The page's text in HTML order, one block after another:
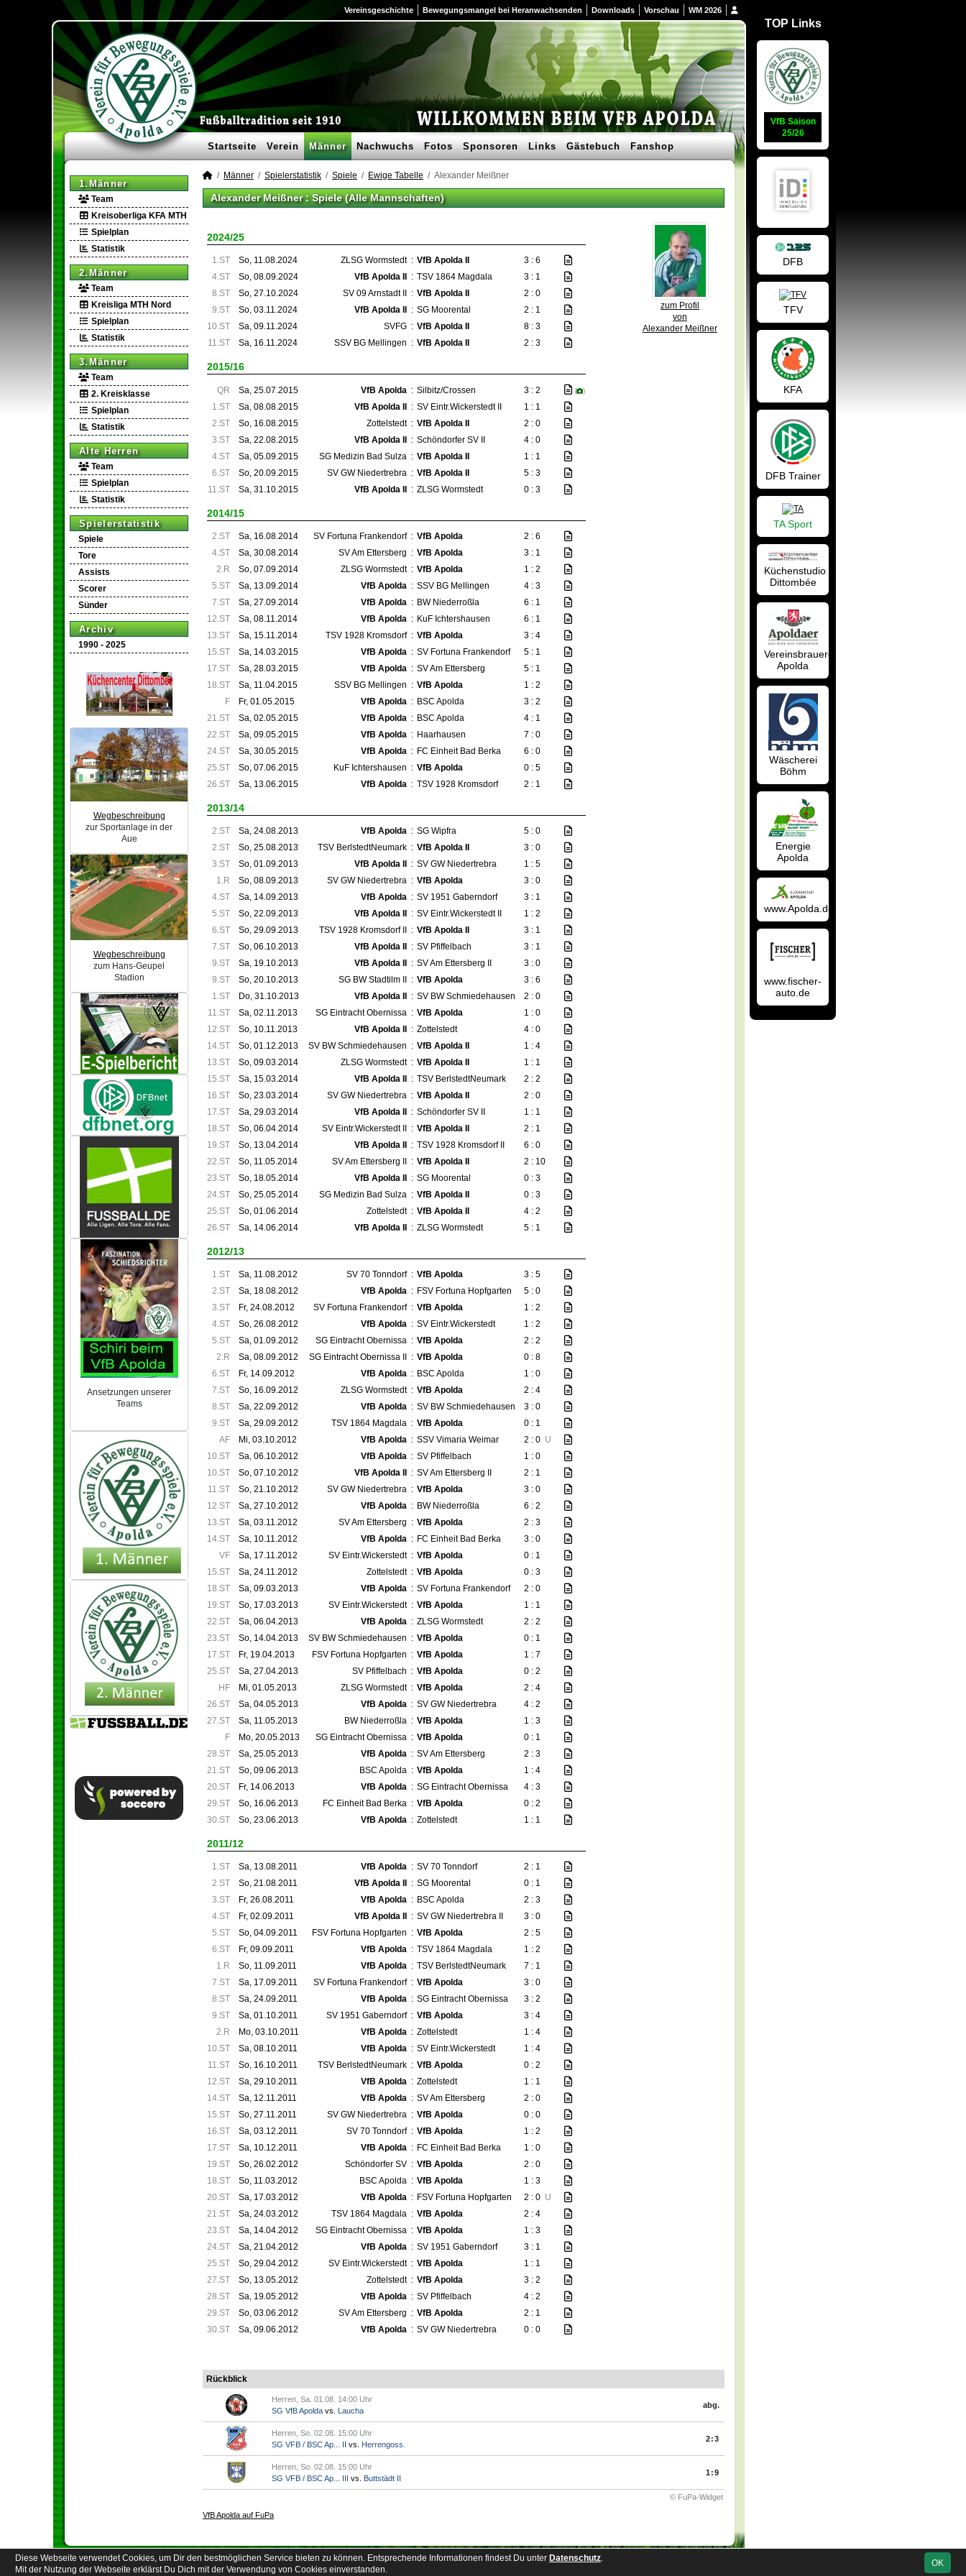
Vereinsgeschichte Bewegungsmangel bei Heranwachsenden Downloads Vorschau WM 2026
Startseite Verein Männer Nachwuchs Fotos Sponsoren Links Gästebuch Fanshop
1.Männer
Team
Kreisoberliga KFA MTH
Spielplan
Statistik
2.Männer
Team
Kreisliga MTH Nord
Spielplan
Statistik
3.Männer
Team
2. Kreisklasse
Spielplan
Statistik
Alte Herren
Team
Spielplan
Statistik
Spielerstatistik
Spiele
Tore
Assists
Scorer
Sünder
Archiv
1990 - 2025
Wegbeschreibung
zur Sportanlage in der
Aue
Wegbeschreibung
zum Hans-Geupel
Stadion
Ansetzungen unserer
Teams
Männer Spielerstatistik Spiele Ewige Tabelle Alexander Meißner
Alexander Meißner : Spiele (Alle Mannschaften)
zum Profil
von
Alexander Meißner
2024/25
1.ST So, 11.08.2024 ZLSG Wormstedt : VfB Apolda II
3 : 6
4.ST
So, 08.09.2024 VfB Apolda II : TSV 1864 Magdala
3 : 1
8.ST
So, 27.10.2024 SV 09 Arnstadt II : VfB Apolda II
2 : 0
9.ST
So, 03.11.2024 VfB Apolda II : SG Moorental
2 : 1
10.ST
Sa, 09.11.2024 SVFG : VfB Apolda II
8 : 3
11.ST
Sa, 16.11.2024 SSV BG Mellingen : VfB Apolda II 2 : 3
2015/16
QR Sa, 25.07.2015 VfB Apolda : Silbitz/Crossen 3 : 2 ( )
1.ST Sa, 08.08.2015 VfB Apolda II : SV Eintr.Wickerstedt II
1 : 1
2.ST
So, 16.08.2015 Zottelstedt : VfB Apolda II
2 : 0
3.ST
Sa, 22.08.2015 VfB Apolda II : Schöndorfer SV II
4 : 0
4.ST
Sa, 05.09.2015 SG Medizin Bad Sulza : VfB Apolda II
1 : 1
6.ST
So, 20.09.2015 SV GW Niedertrebra : VfB Apolda II
5 : 3
11.ST
Sa, 31.10.2015 VfB Apolda II : ZLSG Wormstedt 0 : 3
2014/15
2.ST Sa, 16.08.2014 SV Fortuna Frankendorf : VfB Apolda
2 : 6
4.ST
Sa, 30.08.2014 SV Am Ettersberg : VfB Apolda
3 : 1
2.R
So, 07.09.2014 ZLSG Wormstedt : VfB Apolda
1 : 2
5.ST
Sa, 13.09.2014 VfB Apolda : SSV BG Mellingen
4 : 3
7.ST
Sa, 27.09.2014 VfB Apolda : BW Niederroßla
6 : 1
12.ST
Sa, 08.11.2014 VfB Apolda : KuF Ichtershausen
6 : 1
13.ST
Sa, 15.11.2014 TSV 1928 Kromsdorf : VfB Apolda
3 : 4
15.ST
Sa, 14.03.2015 VfB Apolda : SV Fortuna Frankendorf
5 : 1
17.ST
Sa, 28.03.2015 VfB Apolda : SV Am Ettersberg
5 : 1
18.ST
Sa, 11.04.2015 SSV BG Mellingen : VfB Apolda
1 : 2
F
Fr, 01.05.2015 VfB Apolda : BSC Apolda
3 : 2
21.ST
Sa, 02.05.2015 VfB Apolda : BSC Apolda
4 : 1
22.ST
Sa, 09.05.2015 VfB Apolda : Haarhausen
7 : 0
24.ST
Sa, 30.05.2015 VfB Apolda : FC Einheit Bad Berka
6 : 0
25.ST
So, 07.06.2015 KuF Ichtershausen : VfB Apolda
0 : 5
26.ST
Sa, 13.06.2015 VfB Apolda : TSV 1928 Kromsdorf 2 : 1
2013/14
2.ST Sa, 24.08.2013 VfB Apolda : SG Wipfra
5 : 0
2.ST
So, 25.08.2013 TSV BerlstedtNeumark : VfB Apolda II
3 : 0
3.ST
So, 01.09.2013 VfB Apolda II : SV GW Niedertrebra
1 : 5
1.R
So, 08.09.2013 SV GW Niedertrebra : VfB Apolda
3 : 0
4.ST
Sa, 14.09.2013 VfB Apolda : SV 1951 Gaberndorf
3 : 1
5.ST
So, 22.09.2013 VfB Apolda II : SV Eintr.Wickerstedt II
1 : 2
6.ST
So, 29.09.2013 TSV 1928 Kromsdorf II : VfB Apolda II
3 : 1
7.ST
So, 06.10.2013 VfB Apolda II : SV Pfiffelbach
3 : 1
9.ST
Sa, 19.10.2013 VfB Apolda II : SV Am Ettersberg II
3 : 0
9.ST
So, 20.10.2013 SG BW Stadtilm II : VfB Apolda
3 : 6
1.ST
Do, 31.10.2013 VfB Apolda II : SV BW Schmiedehausen
2 : 0
11.ST
Sa, 02.11.2013 SG Eintracht Obernissa : VfB Apolda
1 : 0
12.ST
So, 10.11.2013 VfB Apolda II : Zottelstedt
4 : 0
14.ST
So, 01.12.2013 SV BW Schmiedehausen : VfB Apolda II
1 : 4
13.ST
So, 09.03.2014 ZLSG Wormstedt : VfB Apolda II
1 : 1
15.ST
Sa, 15.03.2014 VfB Apolda II : TSV BerlstedtNeumark
2 : 2
16.ST
So, 23.03.2014 SV GW Niedertrebra : VfB Apolda II
2 : 0
17.ST
Sa, 29.03.2014 VfB Apolda II : Schöndorfer SV II
1 : 1
18.ST
So, 06.04.2014 SV Eintr.Wickerstedt II : VfB Apolda II
2 : 1
19.ST
So, 13.04.2014 VfB Apolda II : TSV 1928 Kromsdorf II
6 : 0
22.ST
So, 11.05.2014 SV Am Ettersberg II : VfB Apolda II
2 : 10
23.ST
So, 18.05.2014 VfB Apolda II : SG Moorental
0 : 3
24.ST
So, 25.05.2014 SG Medizin Bad Sulza : VfB Apolda II
0 : 3
25.ST
So, 01.06.2014 Zottelstedt : VfB Apolda II
4 : 2
26.ST
Sa, 14.06.2014 VfB Apolda II : ZLSG Wormstedt 5 : 1
2012/13
1.ST Sa, 11.08.2012 SV 70 Tonndorf : VfB Apolda
3 : 5
2.ST
Sa, 18.08.2012 VfB Apolda : FSV Fortuna Hopfgarten
5 : 0
3.ST
Fr, 24.08.2012 SV Fortuna Frankendorf : VfB Apolda
1 : 2
4.ST
So, 26.08.2012 VfB Apolda : SV Eintr.Wickerstedt
1 : 2
5.ST
Sa, 01.09.2012 SG Eintracht Obernissa : VfB Apolda
2 : 2
2.R
Sa, 08.09.2012 SG Eintracht Obernissa II : VfB Apolda
0 : 8
6.ST
Fr, 14.09.2012 VfB Apolda : BSC Apolda
1 : 0
7.ST
So, 16.09.2012 ZLSG Wormstedt : VfB Apolda
2 : 4
8.ST
Sa, 22.09.2012 VfB Apolda : SV BW Schmiedehausen
3 : 0
9.ST
Sa, 29.09.2012 TSV 1864 Magdala : VfB Apolda
0 : 1
AF
Mi, 03.10.2012 VfB Apolda : SSV Vimaria Weimar 2 : 0 U
10.ST
Sa, 06.10.2012 VfB Apolda : SV Pfiffelbach
1 : 0
10.ST
So, 07.10.2012 VfB Apolda II : SV Am Ettersberg II
2 : 1
11.ST
So, 21.10.2012 SV GW Niedertrebra : VfB Apolda
3 : 0
12.ST
Sa, 27.10.2012 VfB Apolda : BW Niederroßla
6 : 2
13.ST
Sa, 03.11.2012 SV Am Ettersberg : VfB Apolda
2 : 3
14.ST
Sa, 10.11.2012 VfB Apolda : FC Einheit Bad Berka
3 : 0
VF
Sa, 17.11.2012 SV Eintr.Wickerstedt : VfB Apolda
0 : 1
15.ST
Sa, 24.11.2012 Zottelstedt : VfB Apolda
0 : 3
18.ST
Sa, 09.03.2013 VfB Apolda : SV Fortuna Frankendorf
2 : 0
19.ST
So, 17.03.2013 SV Eintr.Wickerstedt : VfB Apolda
1 : 1
22.ST
Sa, 06.04.2013 VfB Apolda : ZLSG Wormstedt
2 : 2
23.ST
So, 14.04.2013 SV BW Schmiedehausen : VfB Apolda
0 : 1
17.ST
Fr, 19.04.2013 FSV Fortuna Hopfgarten : VfB Apolda
1 : 7
25.ST
Sa, 27.04.2013 SV Pfiffelbach : VfB Apolda
0 : 2
HF
Mi, 01.05.2013 ZLSG Wormstedt : VfB Apolda
2 : 4
26.ST
Sa, 04.05.2013 VfB Apolda : SV GW Niedertrebra
4 : 2
27.ST
Sa, 11.05.2013 BW Niederroßla : VfB Apolda
1 : 3
F
Mo, 20.05.2013 SG Eintracht Obernissa : VfB Apolda
0 : 1
28.ST
Sa, 25.05.2013 VfB Apolda : SV Am Ettersberg
2 : 3
21.ST
So, 09.06.2013 BSC Apolda : VfB Apolda
1 : 4
20.ST
Fr, 14.06.2013 VfB Apolda : SG Eintracht Obernissa
4 : 3
29.ST
So, 16.06.2013 FC Einheit Bad Berka : VfB Apolda
0 : 2
30.ST
So, 23.06.2013 VfB Apolda : Zottelstedt 1 : 1
2011/12
1.ST Sa, 13.08.2011 VfB Apolda : SV 70 Tonndorf
2 : 1
2.ST
So, 21.08.2011 VfB Apolda II : SG Moorental
0 : 1
3.ST
Fr, 26.08.2011 VfB Apolda : BSC Apolda
2 : 3
4.ST
Fr, 02.09.2011 VfB Apolda II : SV GW Niedertrebra II
3 : 0
5.ST
So, 04.09.2011 FSV Fortuna Hopfgarten : VfB Apolda
2 : 5
6.ST
Fr, 09.09.2011 VfB Apolda : TSV 1864 Magdala
1 : 2
1.R
So, 11.09.2011 VfB Apolda : TSV BerlstedtNeumark
7 : 1
7.ST
Sa, 17.09.2011 SV Fortuna Frankendorf : VfB Apolda
3 : 0
8.ST
Sa, 24.09.2011 VfB Apolda : SG Eintracht Obernissa
3 : 2
9.ST
Sa, 01.10.2011 SV 1951 Gaberndorf : VfB Apolda
3 : 4
2.R
Mo, 03.10.2011 VfB Apolda : Zottelstedt
1 : 4
10.ST
Sa, 08.10.2011 VfB Apolda : SV Eintr.Wickerstedt
1 : 4
11.ST
So, 16.10.2011 TSV BerlstedtNeumark : VfB Apolda
0 : 2
12.ST
Sa, 29.10.2011 VfB Apolda : Zottelstedt
1 : 1
14.ST
Sa, 12.11.2011 VfB Apolda : SV Am Ettersberg
2 : 0
15.ST
So, 27.11.2011 SV GW Niedertrebra : VfB Apolda
0 : 0
16.ST
Sa, 03.12.2011 SV 70 Tonndorf : VfB Apolda
1 : 2
17.ST
Sa, 10.12.2011 VfB Apolda : FC Einheit Bad Berka
1 : 0
19.ST
So, 26.02.2012 Schöndorfer SV : VfB Apolda
2 : 0
18.ST
So, 11.03.2012 BSC Apolda : VfB Apolda
1 : 3
20.ST
Sa, 17.03.2012 VfB Apolda : FSV Fortuna Hopfgarten 2 : 0 U
21.ST
Sa, 24.03.2012 TSV 1864 Magdala : VfB Apolda
2 : 4
23.ST
Sa, 14.04.2012 SG Eintracht Obernissa : VfB Apolda
1 : 3
24.ST
Sa, 21.04.2012 VfB Apolda : SV 1951 Gaberndorf
3 : 1
25.ST
So, 29.04.2012 SV Eintr.Wickerstedt : VfB Apolda
1 : 1
27.ST
So, 13.05.2012 Zottelstedt : VfB Apolda
3 : 2
28.ST
Sa, 19.05.2012 VfB Apolda : SV Pfiffelbach
4 : 2
29.ST
So, 03.06.2012 SV Am Ettersberg : VfB Apolda
2 : 1
30.ST
Sa, 09.06.2012 VfB Apolda : SV GW Niedertrebra 0 : 0
Rückblick
Herren, Sa. 01.08. 14:00 Uhr
SG VfB Apolda vs. Laucha
abg.
Herren, So. 02.08. 15:00 Uhr
SG VFB / BSC Ap... II vs. Herrengoss.
2:3
Herren, So. 02.08. 15:00 Uhr
SG VFB / BSC Ap... III vs. Buttstädt II
1:9
© FuPa-Widget
VfB Apolda auf FuPa
Besucherstatistik Kontakt Impressum Geburtstage Datenschutz
TOP Links
VfB Saison
25/26
DFB
TFV
KFA
DFB Trainer
TA Sport
Küchenstudio
Dittombée
Vereinsbrauerei
Apolda
Wäscherei
Böhm
Energie
Apolda
www.Apolda.de
www.fischer-
auto.de
OK
Diese Webseite verwendet Cookies, um Dir den bestmöglichen Service bieten zu können. Entsprechende Informationen findest Du unter Datenschutz.
Mit der Nutzung der Webseite erklärst Du Dich mit der Verwendung von Cookies einverstanden.